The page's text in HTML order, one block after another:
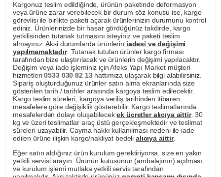
Kargonuz teslim edildiğinde, ürünün paketinde deformasyon
veya ürüne zarar verebilecek bir durum söz konusu ise, kargo
görevlisi ile birlikte paketi açarak ürünlerinizin durumunu kontrol
ediniz. Ürünlerinizde bir hasar gördüğünüz takdirde, kargo
yetkilisinden tutanak tutmasını isteyiniz ve paketi teslim
almayınız. Aksi durumlarda ürünlerin iadesi ve değişimi
yapılmamaktadır. Tutanak tutulan ürünler kargo firması
tarafından bize ulaştırılacak ve ürünlerin değişimi yapılacaktır.
Değişim veya iade işleminiz için Afeks Yapı Market müşteri
hizmetleri0533 030 82 13hattımıza ulaşarak bilgi alabilirsiniz.
Sipariş oluşturduğunuz ürünler satın alma ekranlarında size
gösterilen tarih / tarihler arasında kargoya teslim edilecektir.
Kargo teslim süreleri, kargoya veriliş tarihinden itibaren
mesafelere göre değişiklik gösterebilir. Kargo teslimatlarında
mesafelerden dolayı oluşabilecekek ücretler alıcıya aittir. 30
kg ve üzeri teslimatlar araç üstü gerçekleşmektedir ve teslimat
süreleri uzayabilir. Cayma hakkı kullanılması nedeni ile iade
edilen ürüne ilişkin kargo/nakliyat bedeli alıcıya aittir.
Eğer satın aldığınız ürün kurulum gerektiriyorsa, size en yakın
yetkili servisi arayın. Ürünün kutusunun (ambalajının) açılması
ve kurulum işlemi mutlaka yetkili servis tarafından